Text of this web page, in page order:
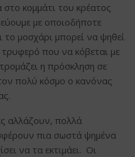
στο κομμάτι του κρέατος
με οποιοδήποτε
μοσχάρι μπορεί να ψηθεί
που να κόβεται με
η πρόσκληση σε
πολύ κόσμο ο κανόνας
αλλάζουν, πολλά
πια σωστά ψημένα
να τα εκτιμάει. Οι